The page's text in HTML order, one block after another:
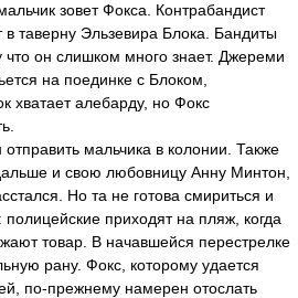
зовет Фокса. Контрабандист
в таверну Эльзевира Блока. Бандиты
что он слишком много знает. Джереми
на поединке с Блоком,
хватает алебарду, но Фокс
мальчика в колонии. Также
и свою любовницу Анну Минтон,
Но та не готова смириться и
приходят на пляж, когда
товар. В начавшейся перестрелке
рану. Фокс, которому удается
по-прежнему намерен отослать